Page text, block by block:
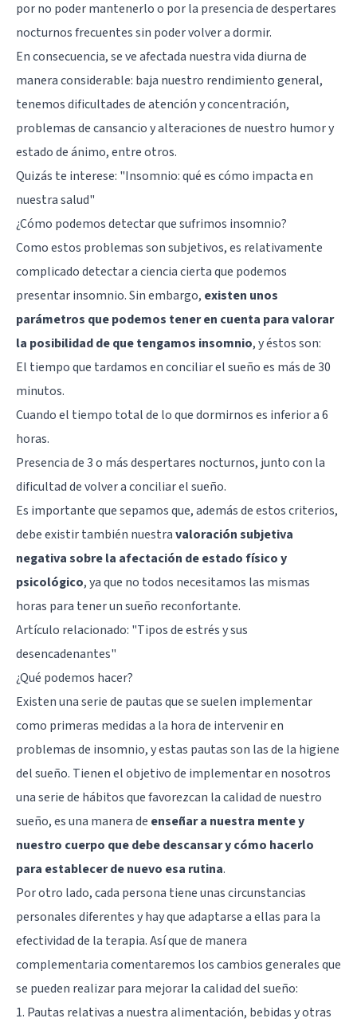
por no poder mantenerlo o por la presencia de despertares
nocturnos frecuentes sin poder volver a dormir.
En consecuencia, se ve afectada nuestra vida diurna de
manera considerable: baja nuestro rendimiento general,
tenemos dificultades de atención y concentración,
problemas de cansancio y alteraciones de nuestro humor y
estado de ánimo, entre otros.
Quizás te interese: "Insomnio: qué es cómo impacta en
nuestra salud"
¿Cómo podemos detectar que sufrimos insomnio?
Como estos problemas son subjetivos, es relativamente
complicado detectar a ciencia cierta que podemos
presentar insomnio. Sin embargo, existen unos
parámetros que podemos tener en cuenta para valorar
la posibilidad de que tengamos insomnio, y éstos son:
El tiempo que tardamos en conciliar el sueño es más de 30
minutos.
Cuando el tiempo total de lo que dormirnos es inferior a 6
horas.
Presencia de 3 o más despertares nocturnos, junto con la
dificultad de volver a conciliar el sueño.
Es importante que sepamos que, además de estos criterios,
debe existir también nuestravaloración subjetiva
negativa sobre la afectación de estado físico y
psicológico, ya que no todos necesitamos las mismas
horas para tener un sueño reconfortante.
Artículo relacionado: "Tipos de estrés y sus
desencadenantes"
¿Qué podemos hacer?
Existen una serie de pautas que se suelen implementar
como primeras medidas a la hora de intervenir en
problemas de insomnio, y estas pautas son las de la higiene
del sueño. Tienen el objetivo de implementar en nosotros
una serie de hábitos que favorezcan la calidad de nuestro
sueño, es una manera de enseñar a nuestra mente y
nuestro cuerpo que debe descansar y cómo hacerlo
para establecer de nuevo esa rutina.
Por otro lado, cada persona tiene unas circunstancias
personales diferentes y hay que adaptarse a ellas para la
efectividad de la terapia. Así que de manera
complementaria comentaremos los cambios generales que
se pueden realizar para mejorar la calidad del sueño:
1. Pautas relativas a nuestra alimentación, bebidas y otras